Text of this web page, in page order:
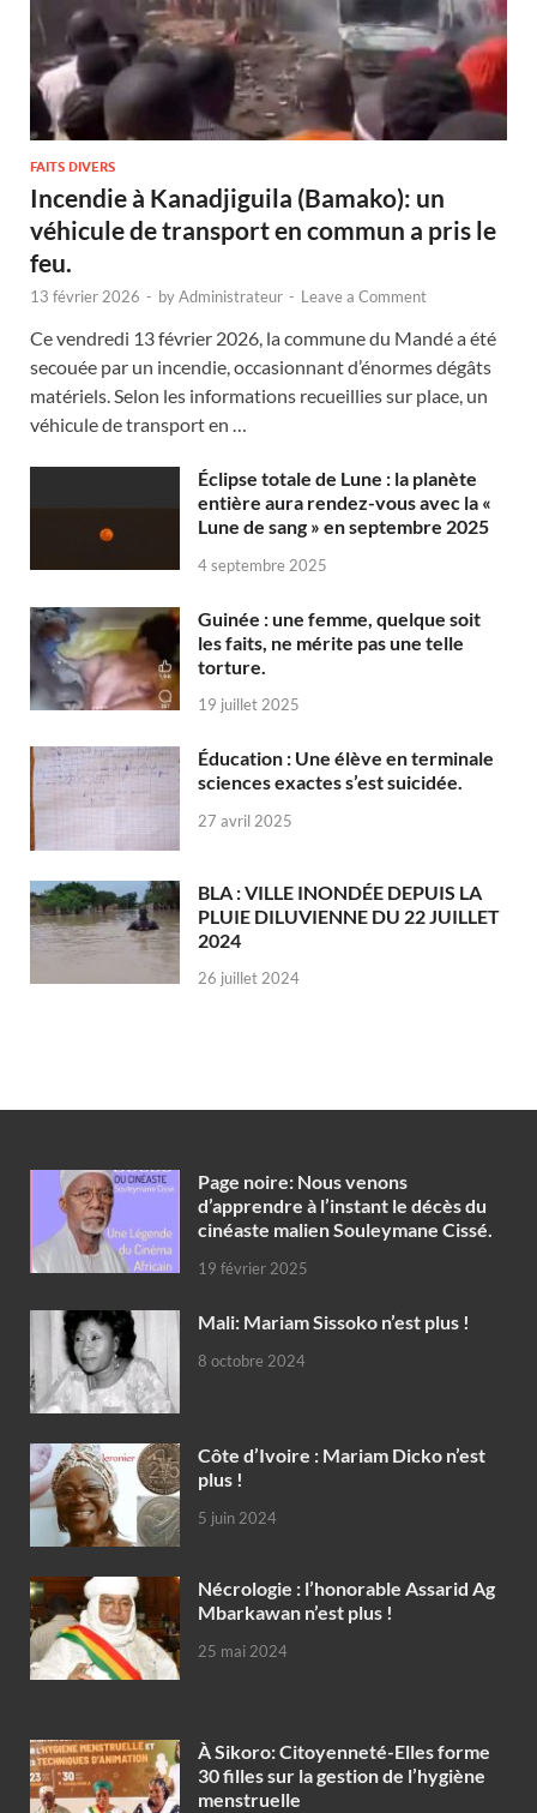
FAITS DIVERS
Incendie à Kanadjiguila (Bamako): un
véhicule de transport en commun a pris le
feu.
13 février 2026 - byAdministrateur - Leave a Comment
Ce vendredi 13 février 2026, la commune du Mandé a été
secouée par un incendie, occasionnant d’énormes dégâts
matériels. Selon les informations recueillies sur place, un
véhicule de transport en …
Éclipse totale de Lune : la planète
entière aura rendez-vous avec la «
Lune de sang » en septembre 2025
4 septembre 2025
Guinée : une femme, quelque soit
les faits, ne mérite pas une telle
torture.
19 juillet 2025
Éducation : Une élève en terminale
sciences exactes s’est suicidée.
27 avril 2025
BLA : VILLE INONDÉE DEPUIS LA
PLUIE DILUVIENNE DU 22 JUILLET
2024
26 juillet 2024
Page noire: Nous venons
d’apprendre à l’instant le décès du
cinéaste malien Souleymane Cissé.
19 février 2025
Mali: Mariam Sissoko n’est plus !
8 octobre 2024
Côte d’Ivoire : Mariam Dicko n’est
plus !
5 juin 2024
Nécrologie : l’honorable Assarid Ag
Mbarkawan n’est plus !
25 mai 2024
À Sikoro: Citoyenneté-Elles forme
30 filles sur la gestion de l’hygiène
menstruelle